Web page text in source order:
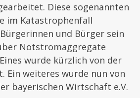
Diese sogenannten
im Katastrophenfall
und Bürger sein
Notstromaggregate
wurde kürzlich von der
Ein weiteres wurde nun von
bayerischen Wirtschaft e.V.